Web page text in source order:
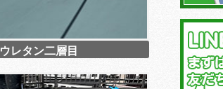
ウレタン二層目